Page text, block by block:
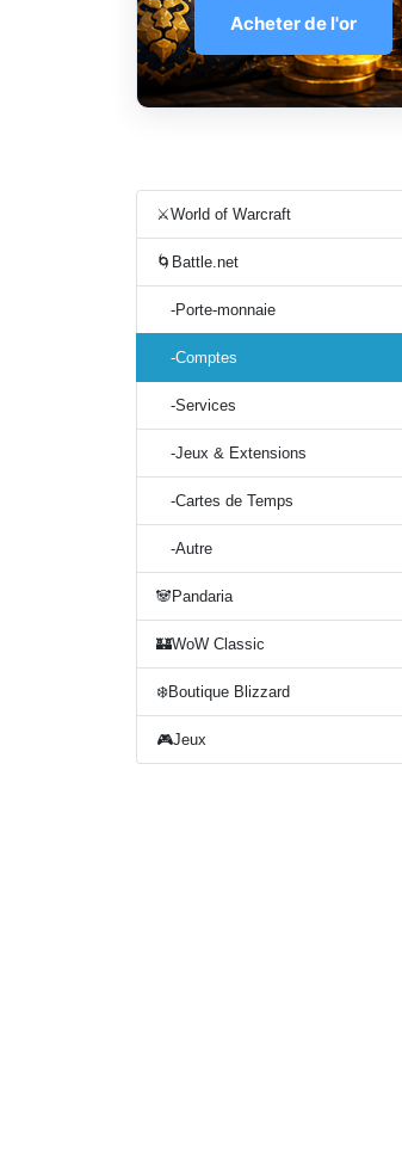
Acheter de l'or
⚔️World of Warcraft
🌀Battle.net
-Porte-monnaie
-Comptes
-Services
-Jeux & Extensions
-Cartes de Temps
-Autre
🐼Pandaria
🏰WoW Classic
❄️Boutique Blizzard
🎮Jeux